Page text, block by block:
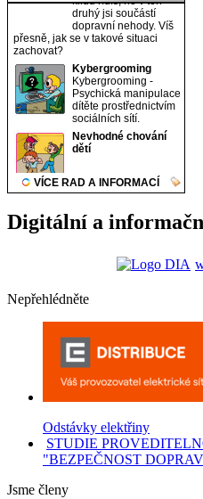
Digitální a
Nepřehlédněte
Odstávky elektřiny
STUDIE
"BEZPEČNOST
Jsme členy